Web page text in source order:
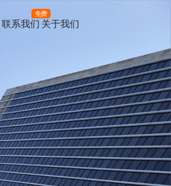
联系我们
免费
关于我们